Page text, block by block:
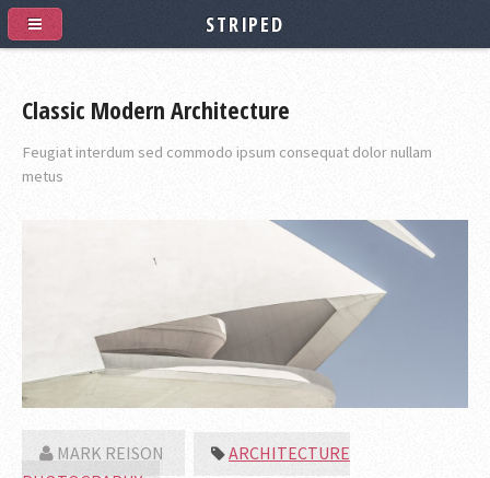
Classic Modern Architecture
Feugiat interdum sed commodo ipsum consequat dolor nullam
metus
MARK REISON
ARCHITECTURE
STRIPED